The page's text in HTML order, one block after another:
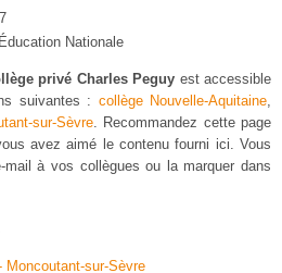
Nationale
privé Charles Peguy est accessible
suivantes : collège Nouvelle-Aquitaine,
sur-Sèvre. Recommandez cette page
avez aimé le contenu fourni ici. Vous
à vos collègues ou la marquer dans
Moncoutant-sur-Sèvre